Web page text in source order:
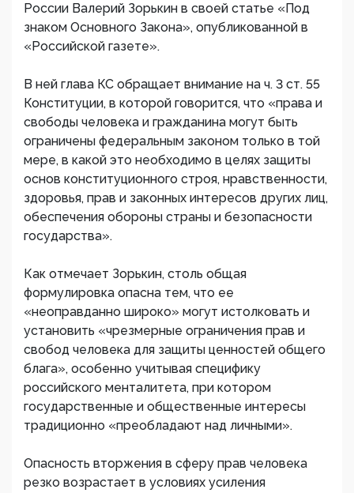
России Валерий Зорькин в своей статье «Под
знаком Основного Закона», опубликованной в
«Российской газете».
В ней глава КС обращает внимание на ч. 3 ст. 55
Конституции, в которой говорится, что «права и
свободы человека и гражданина могут быть
ограничены федеральным законом только в той
мере, в какой это необходимо в целях защиты
основ конституционного строя, нравственности,
здоровья, прав и законных интересов других лиц,
обеспечения обороны страны и безопасности
государства».
Как отмечает Зорькин, столь общая
формулировка опасна тем, что ее
«неоправданно широко» могут истолковать и
установить «чрезмерные ограничения прав и
свобод человека для защиты ценностей общего
блага», особенно учитывая специфику
российского менталитета, при котором
государственные и общественные интересы
традиционно «преобладают над личными».
Опасность вторжения в сферу прав человека
резко возрастает в условиях усиления